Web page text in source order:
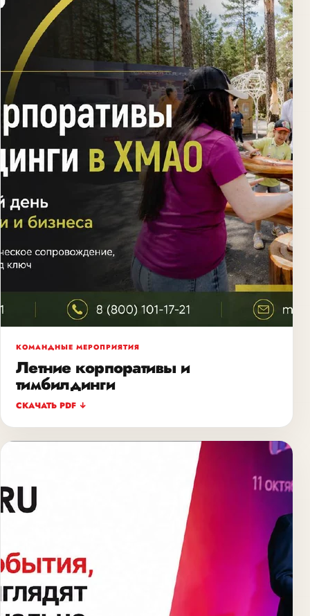
КОМАНДНЫЕ МЕРОПРИЯТИЯ
Летние корпоративы и
тимбилдинги
СКАЧАТЬ PDF ↓